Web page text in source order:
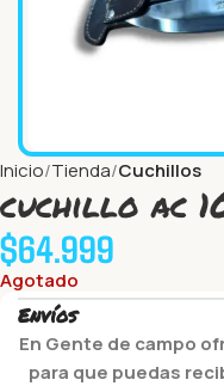
Inicio Tienda Cuchillos
cuchillo ac
$64.999
Agotado
Envíos
En Gente de campo
para que puedas